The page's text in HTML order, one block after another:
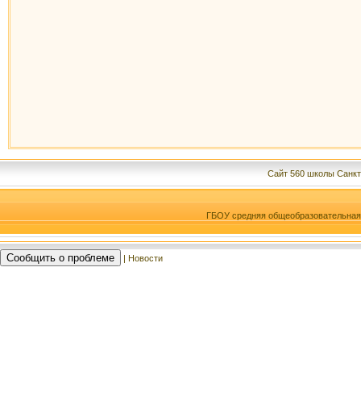
Сайт 560 школы
ГБОУ средняя
Сообщить о проблеме | Новости